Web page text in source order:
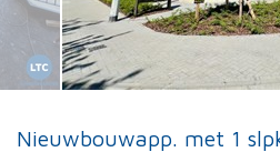
Nieuwbouwapp. met 1